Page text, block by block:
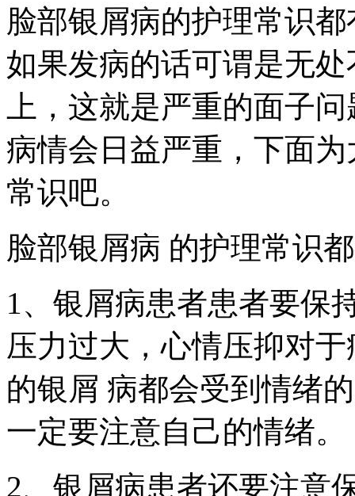
脸部银屑病的护理常识
如果发病的话可谓是无
上，这就是严重的面子
病情会日益严重，下面
常识吧。
脸部银屑病 的护理常识
1、银屑病患者患者要保
压力过大，心情压抑对
的银屑 病都会受到情绪
一定要注意自己的情绪。
2、银屑病患者还要注意